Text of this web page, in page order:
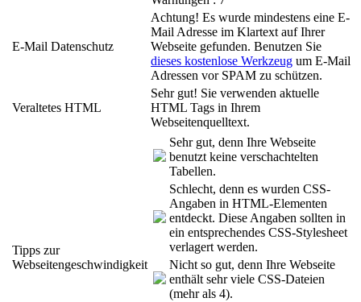
E-Mail Datenschutz
Achtung! Es wurde mindestens eine E-
Mail Adresse im Klartext auf Ihrer
Webseite gefunden. Benutzen Sie
dieses kostenlose Werkzeug um E-Mail
Adressen vor SPAM zu schützen.
Veraltetes HTML
Sehr gut! Sie verwenden aktuelle
HTML Tags in Ihrem
Webseitenquelltext.
Tipps zur
Webseitengeschwindigkeit
Sehr gut, denn Ihre Webseite
benutzt keine verschachtelten
Tabellen.
Schlecht, denn es wurden CSS-
Angaben in HTML-Elementen
entdeckt. Diese Angaben sollten in
ein entsprechendes CSS-Stylesheet
verlagert werden.
Nicht so gut, denn Ihre Webseite
enthält sehr viele CSS-Dateien
(mehr als 4).